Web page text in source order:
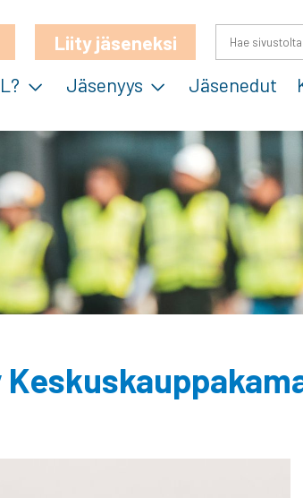
Liity jäseneksi
Jäsenyys Jäsenedut